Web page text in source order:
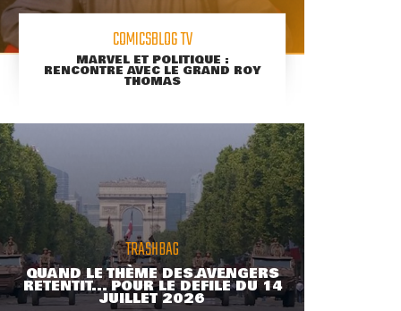
COMICSBLOG TV
MARVEL ET POLITIQUE :
RENCONTRE AVEC LE GRAND ROY
THOMAS
TRASHBAG
QUAND LE THÈME DES AVENGERS
RETENTIT... POUR LE DÉFILÉ DU 14
JUILLET 2026